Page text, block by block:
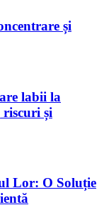
și
labii la
riscuri și
Lor: O Soluție